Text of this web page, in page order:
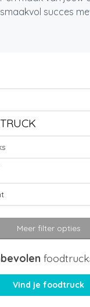
succes
Meer filter opties